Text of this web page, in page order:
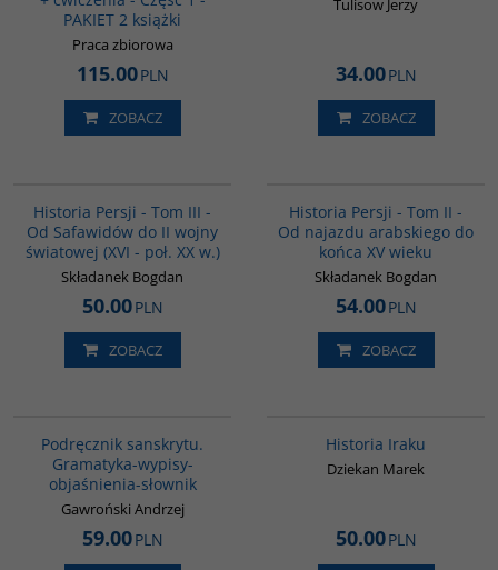
PAKIET 2 książki
Praca zbiorowa
115.00PLN
ZOBACZ
Tulisow Jerzy
34.00PLN
ZOBACZ
Historia Persji - Tom III -
Od Safawidów do II wojny
światowej (XVI - poł. XX w.)
Składanek Bogdan
50.00PLN
ZOBACZ
Historia Persji - Tom II -
Od najazdu arabskiego do
końca XV wieku
Składanek Bogdan
54.00PLN
ZOBACZ
Podręcznik sanskrytu.
Gramatyka-wypisy-
objaśnienia-słownik
Gawroński Andrzej
59.00PLN
Historia Iraku
Dziekan Marek
50.00PLN